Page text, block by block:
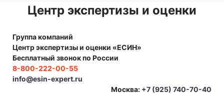
Центр экспертизы и оценки
Группа компаний
Центр экспертизы и оценки «ЕСИН»
Бесплатный звонок по России
8-800-222-00-55
info@esin-expert.ru
Москва: +7 (925) 740-70-40